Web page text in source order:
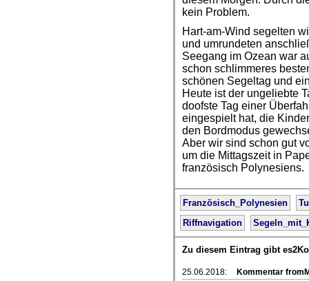
kein Problem.
Hart-am-Wind segelten
und umrundeten
Seegang im Ozean war
schon schlimmeres
schönen Segeltag und
Heute ist der ungeliebte
doofste Tag einer
eingespielt hat, die
den Bordmodus
Aber wir sind schon gut
um die Mittagszeit in
französisch Polynesiens.
Französisch_Polynesien
Riffnavigation
Zu diesem Eintrag gibt
25.06.2018:
Kommentar